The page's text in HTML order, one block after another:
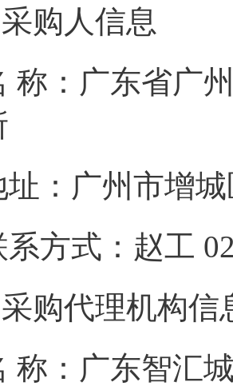
购人信息
称：广东省广
址：广州
系方式：
购代理机构信
称：广东智汇